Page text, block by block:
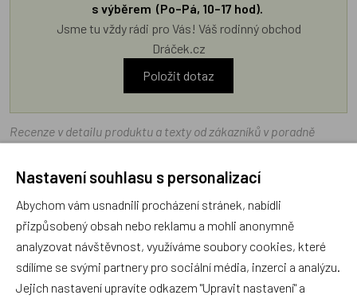
s výběrem (Po–Pá, 10–17 hod).
Jsme tu vždy rádi pro Vás! Váš rodinný obchod
Dráček.cz
Položit dotaz
Recenze v detailu produktu a texty od zákazníků v poradně
e-shopu Dráček.cz texty zákazníků předem neschvaluje ani
Zatím zde nejsou žádné dotazy. Buďte první, kdo se zeptá!
Nastavení souhlasu s personalizací
Abychom vám usnadnili procházení stránek, nabídli
přizpůsobený obsah nebo reklamu a mohli anonymně
analyzovat návštěvnost, využíváme soubory cookies, které
sdílíme se svými partnery pro sociální média, inzerci a analýzu.
Jejich nastavení upravíte odkazem "Upravit nastavení" a